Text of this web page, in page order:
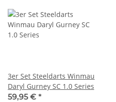
3er Set Steeldarts Winmau
Daryl Gurney SC 1.0 Series
59,95 € *